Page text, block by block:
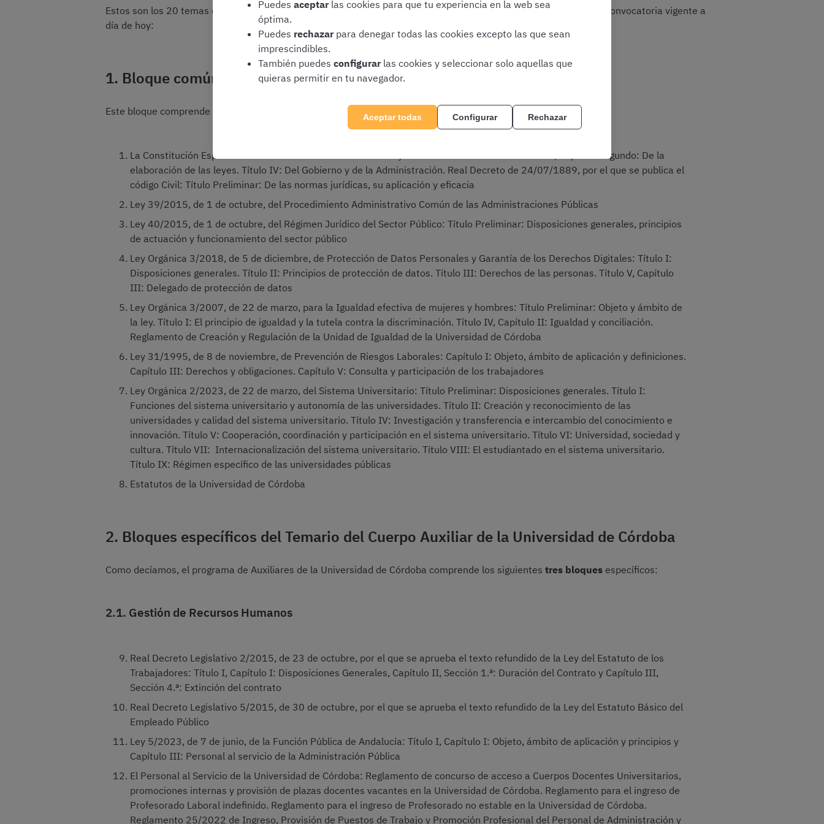
Estos son los 20 temas del programa de Auxiliar Administrativo de la Universidad de Córdoba, de acuerdo con la convocatoria vigente a
día de hoy:
1. Bloque común
Este bloque comprende los ocho primeros temas:
La Constitución Española de 1978: Título I: De los derechos y deberes fundamentales. Título III, Capítulo Segundo: De la
elaboración de las leyes. Título IV: Del Gobierno y de la Administración. Real Decreto de 24/07/1889, por el que se publica el
código Civil: Título Preliminar: De las normas jurídicas, su aplicación y eficacia
Ley 39/2015, de 1 de octubre, del Procedimiento Administrativo Común de las Administraciones Públicas
Ley 40/2015, de 1 de octubre, del Régimen Jurídico del Sector Público: Título Preliminar: Disposiciones generales, principios
de actuación y funcionamiento del sector público
Ley Orgánica 3/2018, de 5 de diciembre, de Protección de Datos Personales y Garantía de los Derechos Digitales: Título I:
Disposiciones generales. Título II: Principios de protección de datos. Título III: Derechos de las personas. Título V, Capítulo
III: Delegado de protección de datos
Ley Orgánica 3/2007, de 22 de marzo, para la Igualdad efectiva de mujeres y hombres: Título Preliminar: Objeto y ámbito de
la ley. Título I: El principio de igualdad y la tutela contra la discriminación. Título IV, Capítulo II: Igualdad y conciliación.
Reglamento de Creación y Regulación de la Unidad de Igualdad de la Universidad de Córdoba
Ley 31/1995, de 8 de noviembre, de Prevención de Riesgos Laborales: Capítulo I: Objeto, ámbito de aplicación y definiciones.
Capítulo III: Derechos y obligaciones. Capítulo V: Consulta y participación de los trabajadores
Ley Orgánica 2/2023, de 22 de marzo, del Sistema Universitario: Título Preliminar: Disposiciones generales. Título I:
Funciones del sistema universitario y autonomía de las universidades. Título II: Creación y reconocimiento de las
universidades y calidad del sistema universitario. Título IV: Investigación y transferencia e intercambio del conocimiento e
innovación. Título V: Cooperación, coordinación y participación en el sistema universitario. Título VI: Universidad, sociedad y
cultura. Título VII: Internacionalización del sistema universitario. Título VIII: El estudiantado en el sistema universitario.
Título IX: Régimen específico de las universidades públicas
Estatutos de la Universidad de Córdoba
2. Bloques específicos del Temario del Cuerpo Auxiliar de la Universidad de Córdoba
Como decíamos, el programa de Auxiliares de la Universidad de Córdoba comprende los siguientes tres bloques específicos:
2.1. Gestión de Recursos Humanos
Real Decreto Legislativo 2/2015, de 23 de octubre, por el que se aprueba el texto refundido de la Ley del Estatuto de los
Trabajadores: Título I, Capítulo I: Disposiciones Generales, Capítulo II, Sección 1.ª: Duración del Contrato y Capítulo III,
Sección 4.ª: Extinción del contrato
Real Decreto Legislativo 5/2015, de 30 de octubre, por el que se aprueba el texto refundido de la Ley del Estatuto Básico del
Empleado Público
Ley 5/2023, de 7 de junio, de la Función Pública de Andalucía: Título I, Capítulo I: Objeto, ámbito de aplicación y principios y
Capítulo III: Personal al servicio de la Administración Pública
El Personal al Servicio de la Universidad de Córdoba: Reglamento de concurso de acceso a Cuerpos Docentes Universitarios,
promociones internas y provisión de plazas docentes vacantes en la Universidad de Córdoba. Reglamento para el ingreso de
Profesorado Laboral indefinido. Reglamento para el ingreso de Profesorado no estable en la Universidad de Córdoba.
Reglamento 25/2022 de Ingreso, Provisión de Puestos de Trabajo y Promoción Profesional del Personal de Administración y
Puedes aceptar las cookies para que tu experiencia en la web sea
óptima.
Puedes rechazar para denegar todas las cookies excepto las que sean
imprescindibles.
También puedes configurar las cookies y seleccionar solo aquellas que
quieras permitir en tu navegador.
Aceptar todas Configurar Rechazar